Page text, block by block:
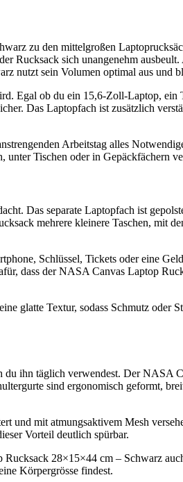
zu den mittelgroßen
Rucksack sich unangenehm
nutzt sein Volumen optimal aus und
Egal ob du ein 15,6-Zoll-Laptop, ein
Das Laptopfach ist zusätzlich
Arbeitstag alles
Tischen oder in Gepäckfächern
Das separate Laptopfach ist
mehrere kleinere Taschen, mit
Schlüssel, Tickets oder eine
dass der NASA Canvas Laptop
glatte Textur, sodass Schmutz oder
ihn täglich verwendest. Der
sind ergonomisch geformt,
mit atmungsaktivem Mesh
Vorteil deutlich spürbar.
28×15×44 cm – Schwarz
Körpergrösse findest.